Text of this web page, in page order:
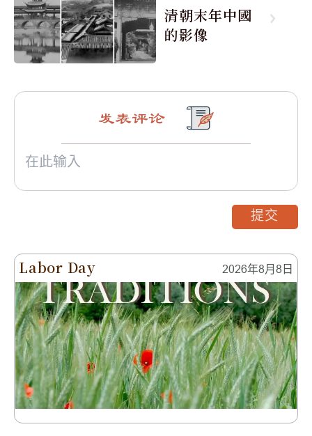
清朝末年中國
的影像
Labor Day 2026年8月8日
发表评论
提交